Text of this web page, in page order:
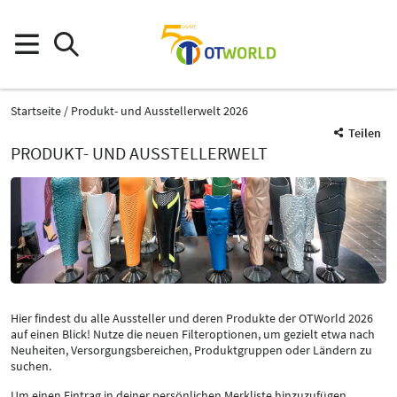
Startseite
Produkt- und Ausstellerwelt 2026
Teilen
PRODUKT- UND AUSSTELLERWELT
Hier findest du alle Aussteller und deren Produkte der OTWorld 2026
auf einen Blick! Nutze die neuen Filteroptionen, um gezielt etwa nach
Neuheiten, Versorgungsbereichen, Produktgruppen oder Ländern zu
suchen.